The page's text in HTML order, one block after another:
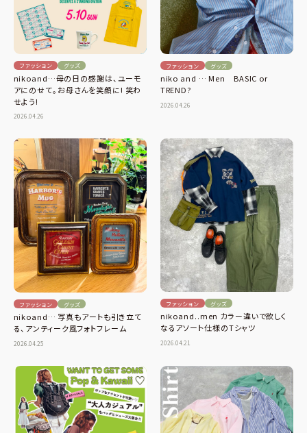
ファッション グッズ
nikoand…母の日の感謝は、ユーモ
アにのせて。お母さんを笑顔に! 笑わ
せよう!
2026.04.26
ファッション グッズ
niko and … Men BASIC or
TREND?
2026.04.26
ファッション グッズ
nikoand… 写真もアートも引き立て
る、アンティーク風フォトフレーム
2026.04.25
ファッション グッズ
nikoand..men カラー違いで欲しく
なるアソート仕様のTシャツ
2026.04.21